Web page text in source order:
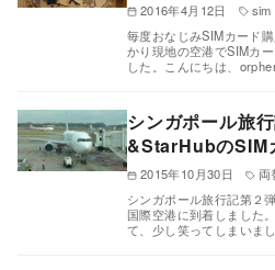
2016年4月12日
sim
毎度おなじみSIMカード
かり現地の空港でSIMカ
した。こんにちは、
シンガポール旅
&StarHubのSIM
2015年10月30日
両
シンガポール旅行記第２
国際空港に到着しました
て、少し笑ってしまいま